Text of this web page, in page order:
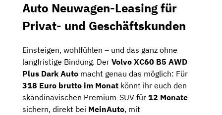
Auto Neuwagen-Leasing für
Privat- und Geschäftskunden
Einsteigen, wohlfühlen – und das ganz ohne
langfristige Bindung. Der Volvo XC60 B5 AWD
Plus Dark Auto macht genau das möglich: Für
318 Euro brutto im Monat könnt ihr euch den
skandinavischen Premium-SUV für 12 Monate
sichern, direkt bei MeinAuto, mit